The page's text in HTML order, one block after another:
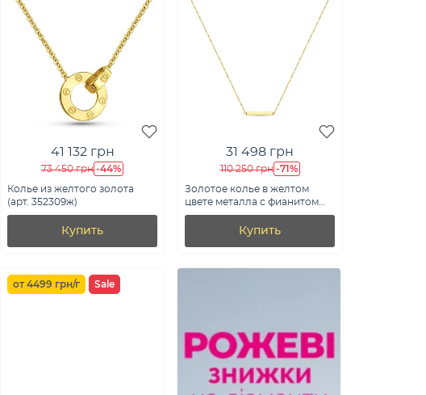
41 132 грн
73 450 грн -44%
Колье из желтого золота
(арт. 352309ж)
Купить
31 498 грн
110 250 грн -71%
Золотое колье в желтом
цвете металла с фианитом
(арт. 351460жкр)
Купить
от 4499 грн/г Sale